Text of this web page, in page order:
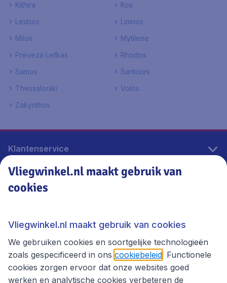
Kithira
Kos
Lesbos
Limnos
Milos
Mytilene
Preveza Lefkas
Rhodos
Samos
Santorini
Thessaloniki
Volos
Zakynthos
Klantenservice
Vliegwinkel.nl
Thema's
Vliegwinkel.nl maakt gebruik van
cookies
Vliegwinkel.nl maakt gebruik van cookies
We gebruiken cookies en soortgelijke technologieën
zoals gespecificeerd in ons cookiebeleid . Functionele
cookies zorgen ervoor dat onze websites goed
werken en analytische cookies verbeteren de